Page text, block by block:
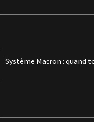
Système Macron : quand